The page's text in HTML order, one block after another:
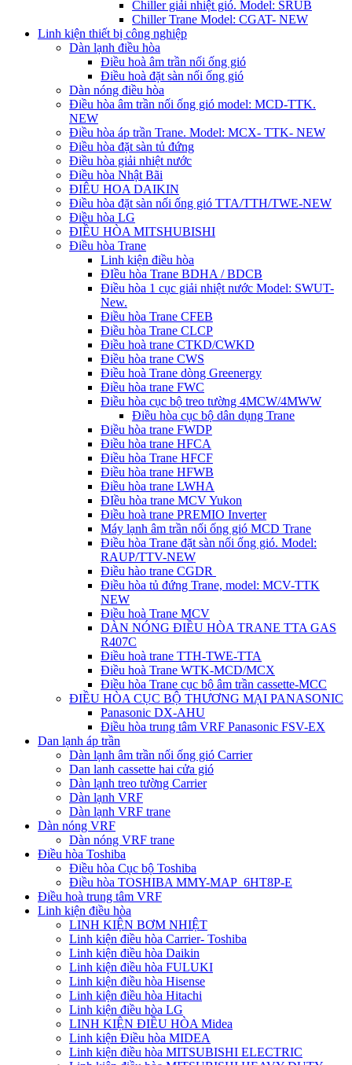
Chiller giải nhiệt gió. Model: SRUB
Chiller Trane Model: CGAT- NEW
Linh kiện thiết bị công nghiệp
Dàn lạnh điều hòa
Điều hoà âm trần nối ống gió
Điều hoà đặt sàn nối ống gió
Dàn nóng điều hòa
Điều hòa âm trần nối ống gió model: MCD-TTK.
NEW
Điều hòa áp trần Trane. Model: MCX- TTK- NEW
Điều hòa đặt sàn tủ đứng
Điều hòa giải nhiệt nước
Điều hòa Nhật Bãi
ĐIÊU HOA DAIKIN
Điều hòa đặt sàn nối ống gió TTA/TTH/TWE-NEW
Điều hòa LG
ĐIỀU HÒA MITSHUBISHI
Điều hòa Trane
Linh kiện điều hòa
ĐIều hòa Trane BDHA / BDCB
Điều hòa 1 cục giải nhiệt nước Model: SWUT-
New.
Điều hòa Trane CFEB
Điều hòa Trane CLCP
Điều hoà trane CTKD/CWKD
Điều hòa trane CWS
Điều hoà Trane dòng Greenergy
Điều hòa trane FWC
Điều hòa cục bộ treo tường 4MCW/4MWW
Điều hòa cục bộ dân dụng Trane
Điều hòa trane FWDP
Điều hòa trane HFCA
Điều hòa Trane HFCF
Điều hòa trane HFWB
Điều hòa trane LWHA
ĐIều hòa trane MCV Yukon
Điều hoà trane PREMIO Inverter
Máy lạnh âm trần nối ống gió MCD Trane
Điều hòa Trane đặt sàn nối ống gió. Model:
RAUP/TTV-NEW
Điều hào trane CGDR
Điều hòa tủ đứng Trane, model: MCV-TTK
NEW
Điều hoà Trane MCV
DÀN NÓNG ĐIỀU HÒA TRANE TTA GAS
R407C
Điều hoà trane TTH-TWE-TTA
Điều hoà Trane WTK-MCD/MCX
Điều hòa Trane cục bộ âm trần cassette-MCC
ĐIỀU HÒA CỤC BỘ THƯƠNG MẠI PANASONIC
Panasonic DX-AHU
Điều hòa trung tâm VRF Panasonic FSV-EX
Dan lạnh áp trần
Dàn lạnh âm trần nối ống gió Carrier
Dan lanh cassette hai cửa gió
Dàn lạnh treo tường Carrier
Dàn lạnh VRF
Dàn lạnh VRF trane
Dàn nóng VRF
Dàn nóng VRF trane
Điều hòa Toshiba
Điều hòa Cục bộ Toshiba
Điều hòa TOSHIBA MMY-MAP_6HT8P-E
Điều hoà trung tâm VRF
Linh kiện điều hòa
LINH KIỆN BƠM NHIỆT
Linh kiện điều hòa Carrier- Toshiba
Linh kiện điều hòa Daikin
Linh kiện điều hòa FULUKI
Linh kiện điều hòa Hisense
Linh kiện điều hòa Hitachi
Linh kiện điều hòa LG
LINH KIỆN ĐIỀU HÒA Midea
Linh kiện Điều hòa MIDEA
Linh kiện điều hòa MITSUBISHI ELECTRIC